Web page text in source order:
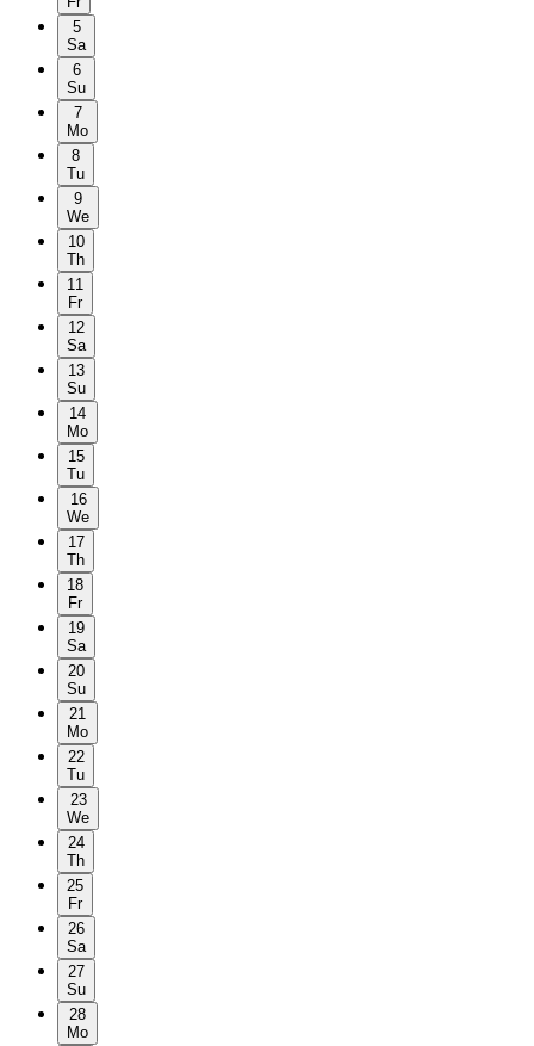
5
Sa
6
Su
7
Mo
8
Tu
9
We
10
Th
11
Fr
12
Sa
13
Su
14
Mo
15
Tu
16
We
17
Th
18
Fr
19
Sa
20
Su
21
Mo
22
Tu
23
We
24
Th
25
Fr
26
Sa
27
Su
28
Mo